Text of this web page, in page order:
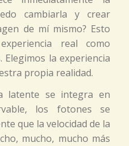
cambiarla y crear
de mí mismo? Esto
real como
la experiencia
propia realidad.
latente se integra en
los fotones se
que la velocidad de la
mucho, mucho más